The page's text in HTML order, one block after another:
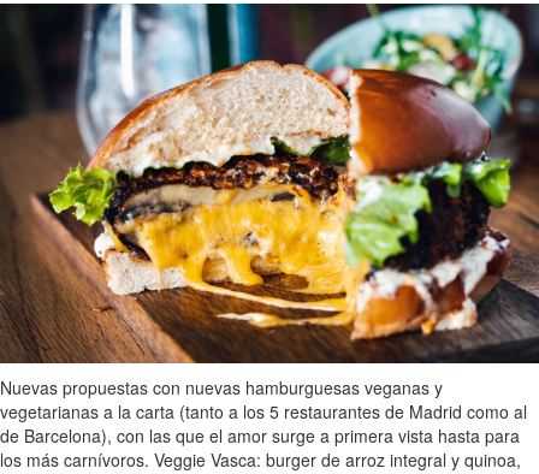
Nuevas propuestas con nuevas hamburguesas veganas y
vegetarianas a la carta (tanto a los 5 restaurantes de Madrid como al
de Barcelona), con las que el amor surge a primera vista hasta para
los más carnívoros. Veggie Vasca: burger de arroz integral y quinoa,